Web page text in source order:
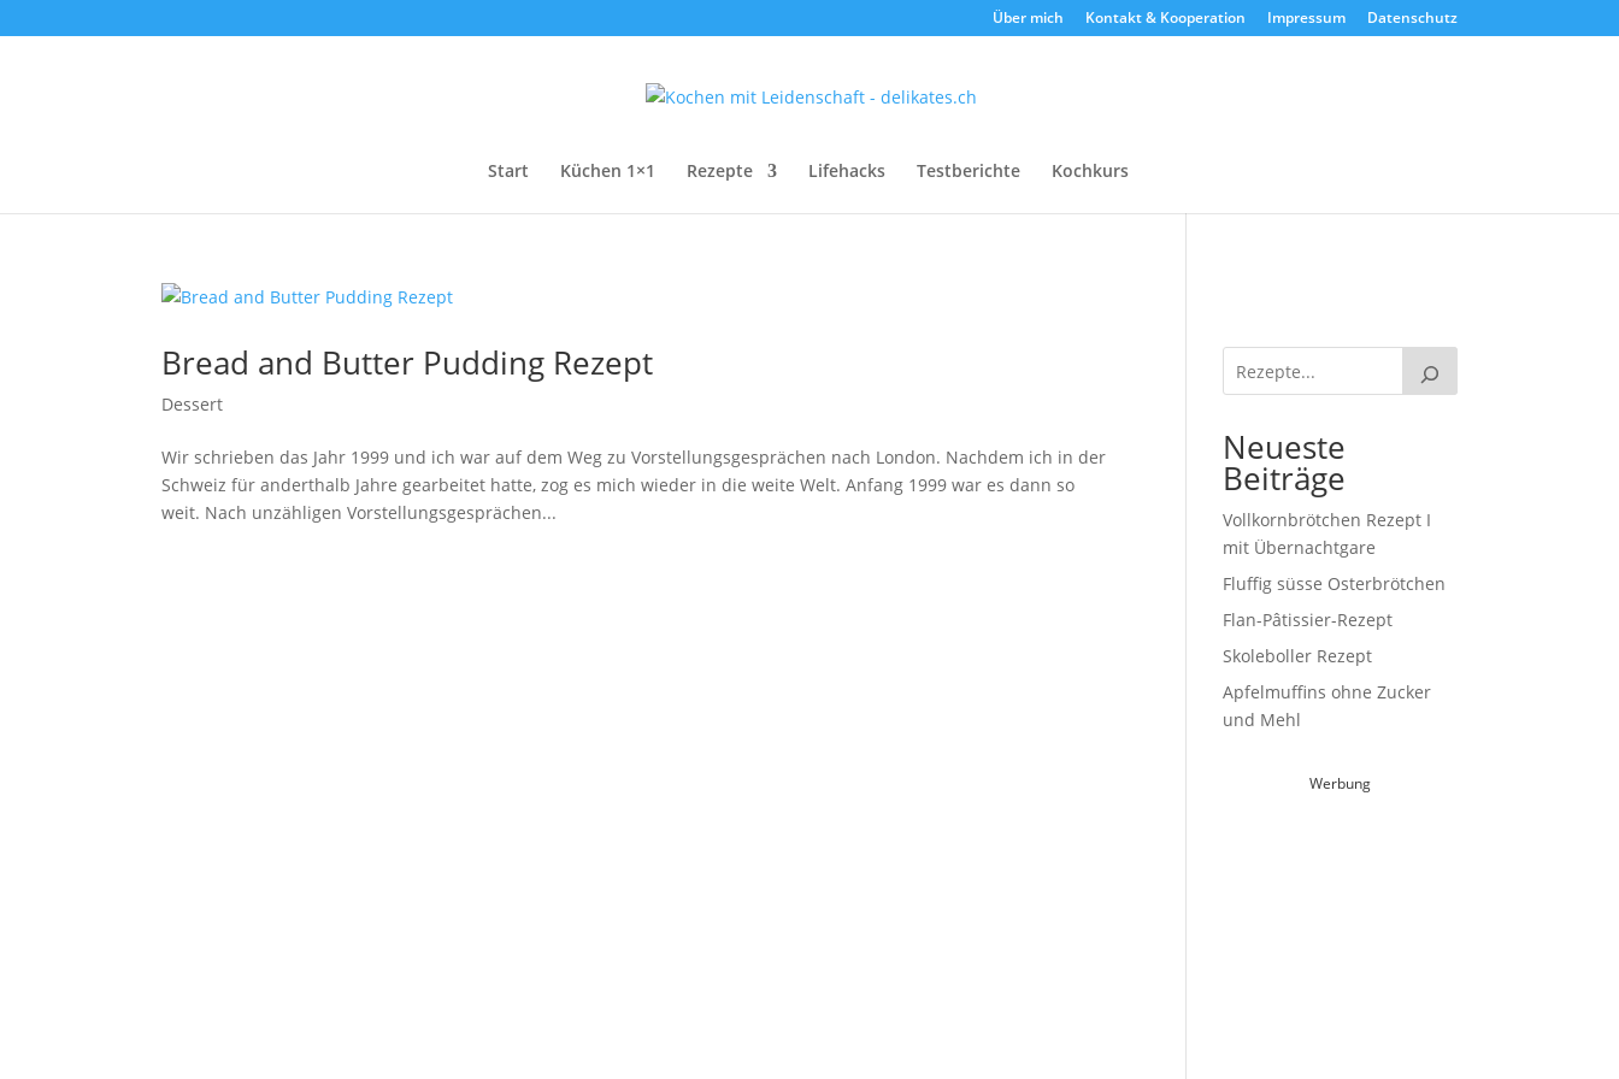
Über mich Kontakt & Kooperation Impressum Datenschutz
Start Küchen 1×1 Rezepte Lifehacks Testberichte Kochkurs
Bread and Butter Pudding Rezept
Dessert
Wir schrieben das Jahr 1999 und ich war auf dem Weg zu Vorstellungsgesprächen nach London. Nachdem ich in der
Schweiz für anderthalb Jahre gearbeitet hatte, zog es mich wieder in die weite Welt. Anfang 1999 war es dann so
weit. Nach unzähligen Vorstellungsgesprächen...
Neueste
Beiträge
Vollkornbrötchen Rezept I
mit Übernachtgare
Fluffig süsse Osterbrötchen
Flan-Pâtissier-Rezept
Skoleboller Rezept
Apfelmuffins ohne Zucker
und Mehl
Werbung